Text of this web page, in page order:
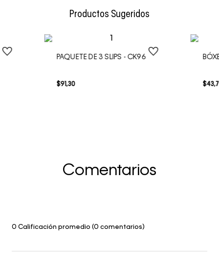
Productos Sugeridos
PAQUETE DE 3 SLIPS - CK96
$91,30 $43,
Comentarios
0 Calificación promedio (0 comentarios)